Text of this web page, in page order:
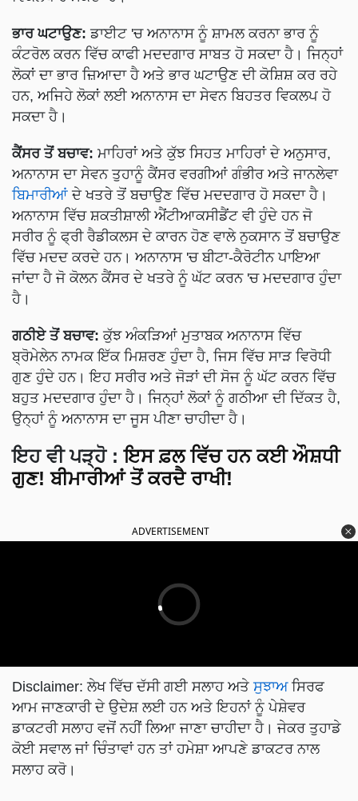
ਭਾਰ ਘਟਾਉਣ: ਡਾਈਟ 'ਚ ਅਨਾਨਾਸ ਨੂੰ ਸ਼ਾਮਲ ਕਰਨਾ ਭਾਰ ਨੂੰ
ਕੰਟਰੋਲ ਕਰਨ ਵਿੱਚ ਕਾਫੀ ਮਦਦਗਾਰ ਸਾਬਤ ਹੋ ਸਕਦਾ ਹੈ। ਜਿਨ੍ਹਾਂ
ਲੋਕਾਂ ਦਾ ਭਾਰ ਜ਼ਿਆਦਾ ਹੈ ਅਤੇ ਭਾਰ ਘਟਾਉਣ ਦੀ ਕੋਸ਼ਿਸ਼ ਕਰ ਰਹੇ
ਹਨ, ਅਜਿਹੇ ਲੋਕਾਂ ਲਈ ਅਨਾਨਾਸ ਦਾ ਸੇਵਨ ਬਿਹਤਰ ਵਿਕਲਪ ਹੋ
ਸਕਦਾ ਹੈ।
ਕੈਂਸਰ ਤੋਂ ਬਚਾਵ: ਮਾਹਿਰਾਂ ਅਤੇ ਕੁੱਝ ਸਿਹਤ ਮਾਹਿਰਾਂ ਦੇ ਅਨੁਸਾਰ,
ਅਨਾਨਾਸ ਦਾ ਸੇਵਨ ਤੁਹਾਨੂੰ ਕੈਂਸਰ ਵਰਗੀਆਂ ਗੰਭੀਰ ਅਤੇ ਜਾਨਲੇਵਾ
ਬਿਮਾਰੀਆਂ ਦੇ ਖਤਰੇ ਤੋਂ ਬਚਾਉਣ ਵਿੱਚ ਮਦਦਗਾਰ ਹੋ ਸਕਦਾ ਹੈ।
ਅਨਾਨਾਸ ਵਿੱਚ ਸ਼ਕਤੀਸ਼ਾਲੀ ਐਂਟੀਆਕਸੀਡੈਂਟ ਵੀ ਹੁੰਦੇ ਹਨ ਜੋ
ਸਰੀਰ ਨੂੰ ਫ੍ਰੀ ਰੈਡੀਕਲਸ ਦੇ ਕਾਰਨ ਹੋਣ ਵਾਲੇ ਨੁਕਸਾਨ ਤੋਂ ਬਚਾਉਣ
ਵਿੱਚ ਮਦਦ ਕਰਦੇ ਹਨ। ਅਨਾਨਾਸ 'ਚ ਬੀਟਾ-ਕੈਰੋਟੀਨ ਪਾਇਆ
ਜਾਂਦਾ ਹੈ ਜੋ ਕੋਲਨ ਕੈਂਸਰ ਦੇ ਖਤਰੇ ਨੂੰ ਘੱਟ ਕਰਨ 'ਚ ਮਦਦਗਾਰ ਹੁੰਦਾ
ਹੈ।
ਗਠੀਏ ਤੋਂ ਬਚਾਵ: ਕੁੱਝ ਅੰਕੜਿਆਂ ਮੁਤਾਬਕ ਅਨਾਨਾਸ ਵਿੱਚ
ਬ੍ਰੋਮੇਲੇਨ ਨਾਮਕ ਇੱਕ ਮਿਸ਼ਰਣ ਹੁੰਦਾ ਹੈ, ਜਿਸ ਵਿੱਚ ਸਾੜ ਵਿਰੋਧੀ
ਗੁਣ ਹੁੰਦੇ ਹਨ। ਇਹ ਸਰੀਰ ਅਤੇ ਜੋੜਾਂ ਦੀ ਸੋਜ ਨੂੰ ਘੱਟ ਕਰਨ ਵਿੱਚ
ਬਹੁਤ ਮਦਦਗਾਰ ਹੁੰਦਾ ਹੈ। ਜਿਨ੍ਹਾਂ ਲੋਕਾਂ ਨੂੰ ਗਠੀਆ ਦੀ ਦਿੱਕਤ ਹੈ,
ਉਨ੍ਹਾਂ ਨੂੰ ਅਨਾਨਾਸ ਦਾ ਜੂਸ ਪੀਣਾ ਚਾਹੀਦਾ ਹੈ।
ਇਹ ਵੀ ਪੜ੍ਹੋ :ਇਸ ਫ਼ਲ ਵਿੱਚ ਹਨ ਕਈ ਔਸ਼ਧੀ
ਗੁਣ! ਬੀਮਾਰੀਆਂ ਤੋਂ ਕਰਦੈ ਰਾਖੀ!
Disclaimer: ਲੇਖ ਵਿੱਚ ਦੱਸੀ ਗਈ ਸਲਾਹ ਅਤੇਸੁਝਾਅਸਿਰਫ
ਆਮ ਜਾਣਕਾਰੀ ਦੇ ਉਦੇਸ਼ ਲਈ ਹਨ ਅਤੇ ਇਹਨਾਂ ਨੂੰ ਪੇਸ਼ੇਵਰ
ਡਾਕਟਰੀ ਸਲਾਹ ਵਜੋਂ ਨਹੀਂ ਲਿਆ ਜਾਣਾ ਚਾਹੀਦਾ ਹੈ। ਜੇਕਰ ਤੁਹਾਡੇ
ਕੋਈ ਸਵਾਲ ਜਾਂ ਚਿੰਤਾਵਾਂ ਹਨ ਤਾਂ ਹਮੇਸ਼ਾ ਆਪਣੇ ਡਾਕਟਰ ਨਾਲ
ਸਲਾਹ ਕਰੋ।